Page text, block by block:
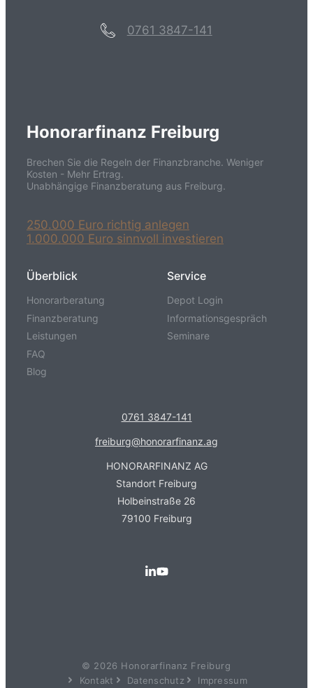
0761 3847-141
Honorarfinanz Freiburg
Brechen Sie die Regeln der Finanzbranche. Weniger
Kosten - Mehr Ertrag.
Unabhängige Finanzberatung aus Freiburg.
250.000 Euro richtig anlegen
1.000.000 Euro sinnvoll investieren
Überblick
Honorarberatung
Finanzberatung
Leistungen
FAQ
Blog
Service
Depot Login
Informationsgespräch
Seminare
0761 3847-141
freiburg@honorarfinanz.ag
HONORARFINANZ AG
Standort Freiburg
Holbeinstraße 26
79100 Freiburg
© 2026 Honorarfinanz Freiburg
Kontakt
Datenschutz Impressum